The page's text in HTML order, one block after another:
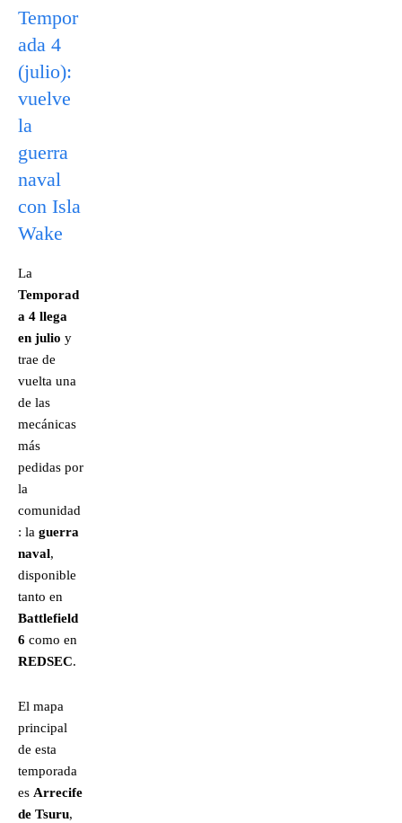
Tempor
ada 4
(julio):
vuelve
la
guerra
naval
con Isla
Wake
La
Temporad
a 4 llega
en julio y
trae de
vuelta una
de las
mecánicas
más
pedidas por
la
comunidad
: la guerra
naval,
disponible
tanto en
Battlefield
6 como en
REDSEC.
El mapa
principal
de esta
temporada
es Arrecife
de Tsuru,